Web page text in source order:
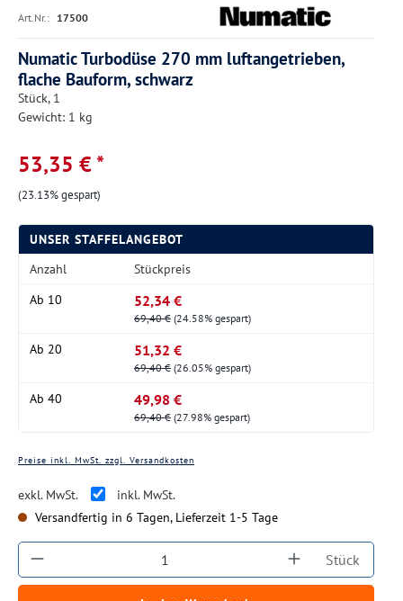
Art.Nr.: 17500
Numatic Turbodüse 270 mm luftangetrieben,
flache Bauform, schwarz
Stück, 1
Gewicht: 1 kg
53,35 € *
(23.13% gespart)
UNSER STAFFELANGEBOT
Anzahl
Stückpreis
Ab 10 52,34 €
69,40 € (24.58% gespart)
Ab 20 51,32 €
69,40 € (26.05% gespart)
Ab 40 49,98 €
69,40 € (27.98% gespart)
Preise inkl. MwSt. zzgl. Versandkosten
exkl. MwSt.
inkl. MwSt.
Versandfertig in 6 Tagen, Lieferzeit 1-5 Tage
Produkt Anzahl: Gib den gewünschten
Stück